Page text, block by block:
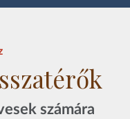
számára